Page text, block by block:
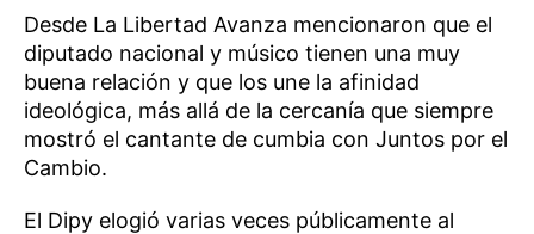
Desde La Libertad Avanza mencionaron que el
diputado nacional y músico tienen una muy
buena relación y que los une la afinidad
ideológica, más allá de la cercanía que siempre
mostró el cantante de cumbia con Juntos por el
Cambio.
El Dipy elogió varias veces públicamente al